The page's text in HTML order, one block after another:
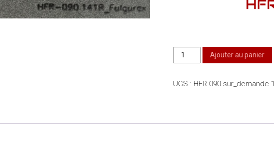
quantité
de
individuelle
Ajouter au panier
UGS : HFR-090.sur_demande-1